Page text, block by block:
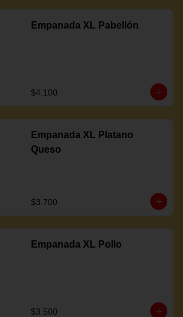
Empanada XL Pabellón
$4.100
Empanada XL Platano
Queso
$3.700
Empanada XL Pollo
$3.500